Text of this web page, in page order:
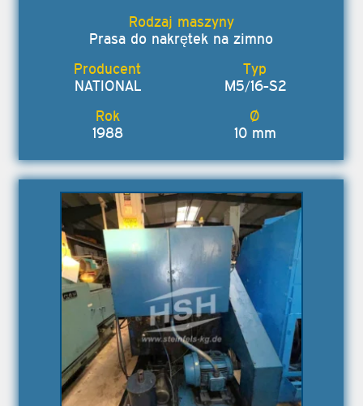
Prasa do nakrętek na zimno
NATIONAL M5/16-S2
1988 10 mm